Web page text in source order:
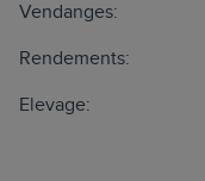
Vendanges:
Rendements:
Elevage: